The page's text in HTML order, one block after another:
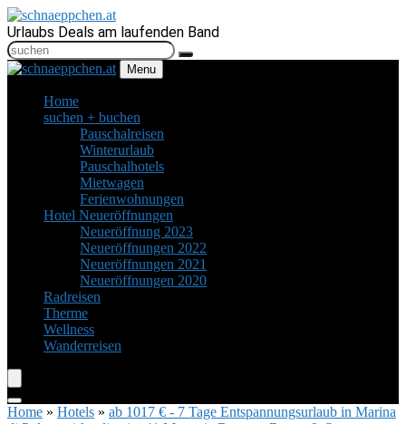
Urlaubs Deals am laufenden Band
Menu
Home
suchen + buchen
Pauschalreisen
Winterurlaub
Pauschalhotels
Mietwagen
Ferienwohnungen
Hotel Neueröffnungen
Neueröffnung 2023
Neueröffnungen 2022
Neueröffnungen 2021
Neueröffnungen 2020
Radreisen
Therme
Wellness
Wanderreisen
Home » Hotels » ab 1017 € - 7 Tage Entspannungsurlaub in Marina